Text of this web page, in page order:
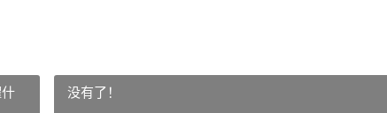
没有了！